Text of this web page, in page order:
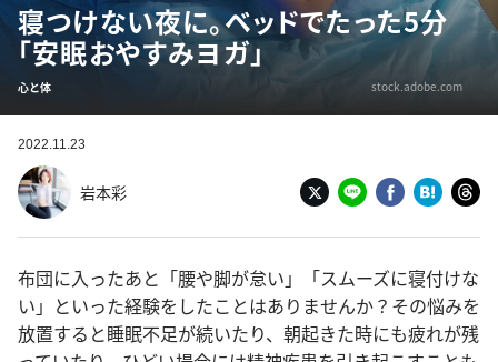
寝つけない夜に。ベッドでたった5分
「安眠おやすみヨガ」
心と体 stock.adobe.com
2022.11.23
岩本彩
布団に入ったあと「腰や脚が怠い」「スムーズに寝付けな
い」といった経験をしたことはありませんか？その悩みを
放置すると睡眠不足が続いたり、朝起きた時にも疲れが残